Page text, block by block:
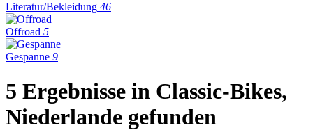
Literatur/Bekleidung 46
Offroad 5
Gespanne 9
5 Ergebnisse in Classic-Bikes,
Niederlande gefunden